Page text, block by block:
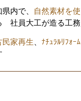
内で、
自然素材を
社員大工が造る工
民家再生 ﾅﾁｭﾗﾙﾘﾌｫｰ